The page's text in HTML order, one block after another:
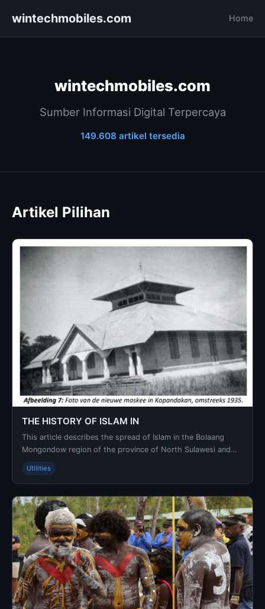
wintechmobiles.com Home
wintechmobiles.com
Sumber Informasi Digital Terpercaya
149.608 artikel tersedia
Artikel Pilihan
THE HISTORY OF ISLAM IN
This article describes the spread of Islam in the Bolaang
Mongondow region of the province of North Sulawesi and
shows that religious conversion was an inter...
Utilities